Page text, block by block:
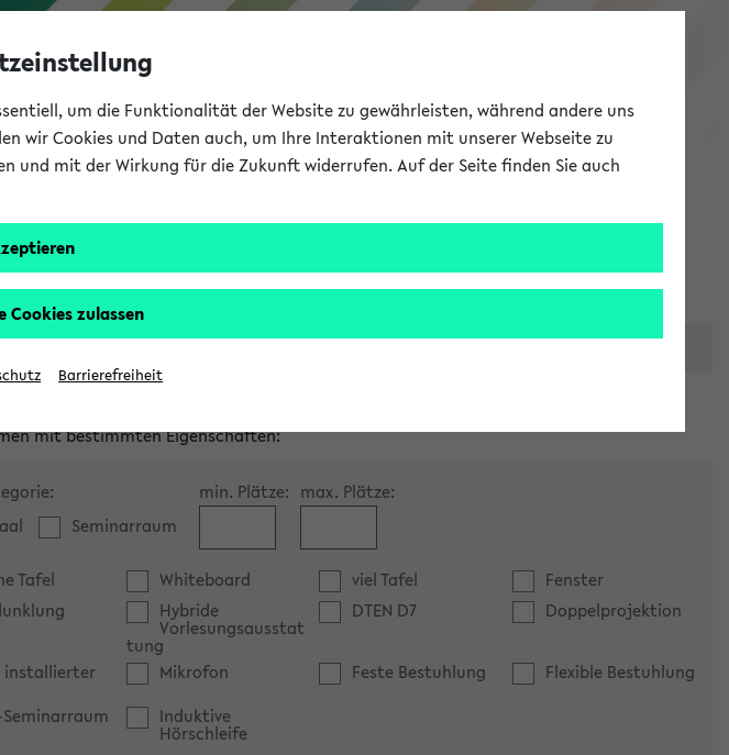
eKVV
mit bestimmten Eigenschaften:
Seminarraum
min. Plätze: max. Plätze:
Tafel Whiteboard viel Tafel
Fenster
Hybride
Vorlesungsausstat
tung
DTEN D7 Doppelprojektion
installierter Mikrofon Feste Bestuhlung
Flexible Bestuhlung
Seminarraum
Induktive
Hörschleife
um die Funktionalität der Website zu gewährleisten, während andere uns
wir Cookies und Daten auch, um Ihre Interaktionen mit unserer Webseite zu
und mit der Wirkung für die Zukunft widerrufen. Auf der Seite finden Sie auch
Cookies zulassen
Barrierefreiheit